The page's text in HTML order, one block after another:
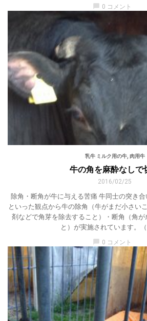
0 コメント
乳牛 ミルク用の牛, 肉用牛
牛の角を麻酔なしで
2016/02/25
除角・断角が牛に与える苦痛 牛同士の突き
といった観点から牛の除角（牛がまだ小さい
剤などで角芽を除去すること）・断角（角が
と）が実施されています。
chat_bubble 0 コメント